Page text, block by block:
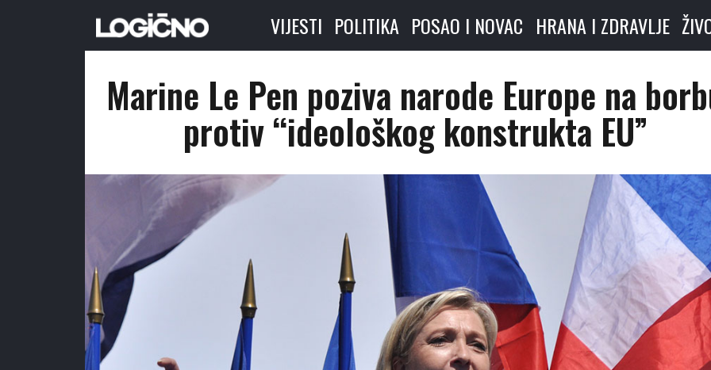
VIJESTI POLITIKA POSAO I NOVAC HRANA I ZDRAVLJE
Marine Le Pen poziva narode Europe na
protiv “ideološkog konstrukta EU”